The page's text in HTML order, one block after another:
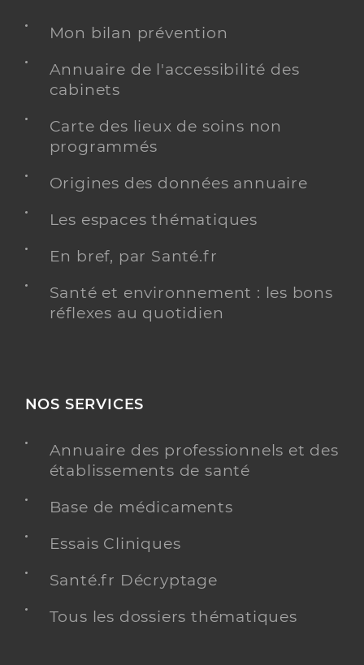
Mon bilan prévention
Annuaire de l'accessibilité des
cabinets
Carte des lieux de soins non
programmés
Origines des données annuaire
Les espaces thématiques
En bref, par Santé.fr
Santé et environnement : les bons
réflexes au quotidien
NOS SERVICES
Annuaire des professionnels et des
établissements de santé
Base de médicaments
Essais Cliniques
Santé.fr Décryptage
Tous les dossiers thématiques